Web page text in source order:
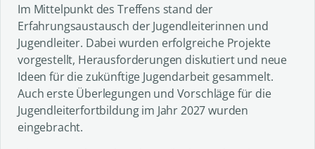
Im Mittelpunkt des Treffens stand der
Erfahrungsaustausch der Jugendleiterinnen und
Jugendleiter. Dabei wurden erfolgreiche Projekte
vorgestellt, Herausforderungen diskutiert und neue
Ideen für die zukünftige Jugendarbeit gesammelt.
Auch erste Überlegungen und Vorschläge für die
Jugendleiterfortbildung im Jahr 2027 wurden
eingebracht.